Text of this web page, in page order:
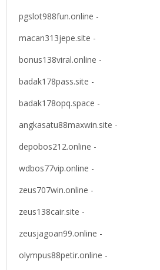
pgslot988fun.online -
macan313jepe.site -
bonus138viral.online -
badak178pass.site -
badak178opq.space -
angkasatu88maxwin.site -
depobos212.online -
wdbos77vip.online -
zeus707win.online -
zeus138cair.site -
zeusjagoan99.online -
olympus88petir.online -